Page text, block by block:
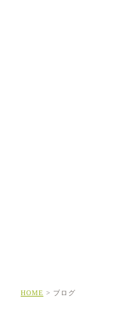
HOME ブログ